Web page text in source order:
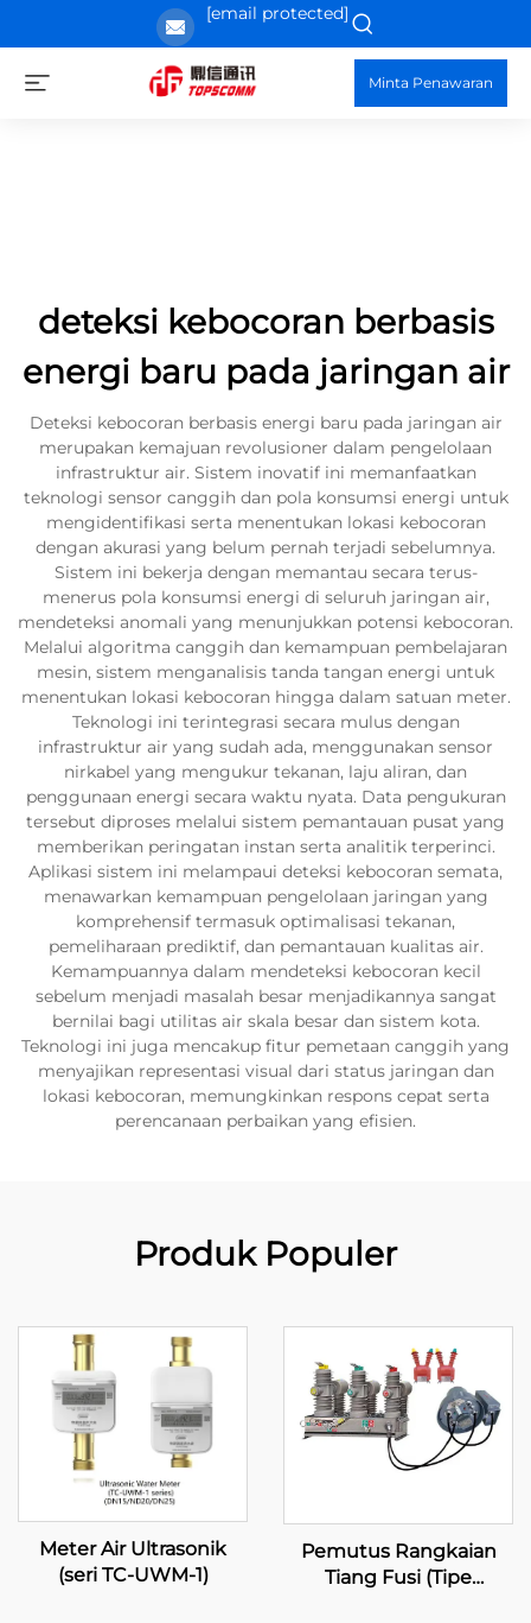
[email protected]
Minta Penawaran
deteksi kebocoran berbasis
energi baru pada jaringan air
Deteksi kebocoran berbasis energi baru pada jaringan air
merupakan kemajuan revolusioner dalam pengelolaan
infrastruktur air. Sistem inovatif ini memanfaatkan
teknologi sensor canggih dan pola konsumsi energi untuk
mengidentifikasi serta menentukan lokasi kebocoran
dengan akurasi yang belum pernah terjadi sebelumnya.
Sistem ini bekerja dengan memantau secara terus-
menerus pola konsumsi energi di seluruh jaringan air,
mendeteksi anomali yang menunjukkan potensi kebocoran.
Melalui algoritma canggih dan kemampuan pembelajaran
mesin, sistem menganalisis tanda tangan energi untuk
menentukan lokasi kebocoran hingga dalam satuan meter.
Teknologi ini terintegrasi secara mulus dengan
infrastruktur air yang sudah ada, menggunakan sensor
nirkabel yang mengukur tekanan, laju aliran, dan
penggunaan energi secara waktu nyata. Data pengukuran
tersebut diproses melalui sistem pemantauan pusat yang
memberikan peringatan instan serta analitik terperinci.
Aplikasi sistem ini melampaui deteksi kebocoran semata,
menawarkan kemampuan pengelolaan jaringan yang
komprehensif termasuk optimalisasi tekanan,
pemeliharaan prediktif, dan pemantauan kualitas air.
Kemampuannya dalam mendeteksi kebocoran kecil
sebelum menjadi masalah besar menjadikannya sangat
bernilai bagi utilitas air skala besar dan sistem kota.
Teknologi ini juga mencakup fitur pemetaan canggih yang
menyajikan representasi visual dari status jaringan dan
lokasi kebocoran, memungkinkan respons cepat serta
perencanaan perbaikan yang efisien.
Produk Populer
Meter Air Ultrasonik
(seri TC-UWM-1)
Pemutus Rangkaian
Tiang Fusi (Tipe